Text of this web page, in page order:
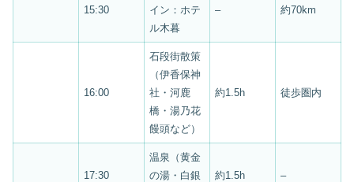
15:30
イン：ホテ
ル木暮
– 約70km
16:00
石段街散策
（伊香保神
社・河鹿
橋・湯乃花
饅頭など）
約1.5h 徒歩圏内
17:30
温泉（黄金
の湯・白銀
約1.5h –